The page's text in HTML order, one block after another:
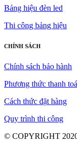
Bảng hiệu đèn led
Thi công bảng hiệu
CHÍNH SÁCH
Chính sách bảo hành
Phương thức thanh
Cách thức đặt hàng
Quy trình thi công
© COPYRIGHT